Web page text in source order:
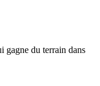
gagne du terrain dans